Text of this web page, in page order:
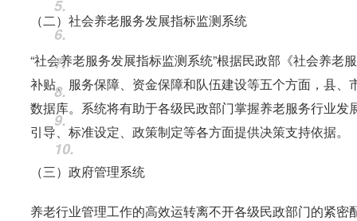
（二）社会养老服务发展指标监测系统
“社会养老服务发展指标监测系统”根据民政部《社会养
补贴、服务保障、资金保障和队伍建设等五个方面，县
数据库。系统将有助于各级民政部门掌握养老服务行业
引导、标准设定、政策制定等各方面提供决策支持依据。
（三）政府管理系统
养老行业管理工作的高效运转离不开各级民政部门的紧
5.
6.
7.
8.
9.
10.